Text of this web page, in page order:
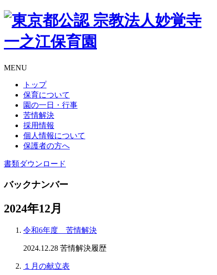
MENU
トップ
保育について
園の一日・行事
苦情解決
採用情報
個人情報について
保護者の方へ
書類ダウンロード
バックナンバー
2024年12月
令和6年度 苦情解決
2024.12.28 苦情解決履歴
１月の献立表